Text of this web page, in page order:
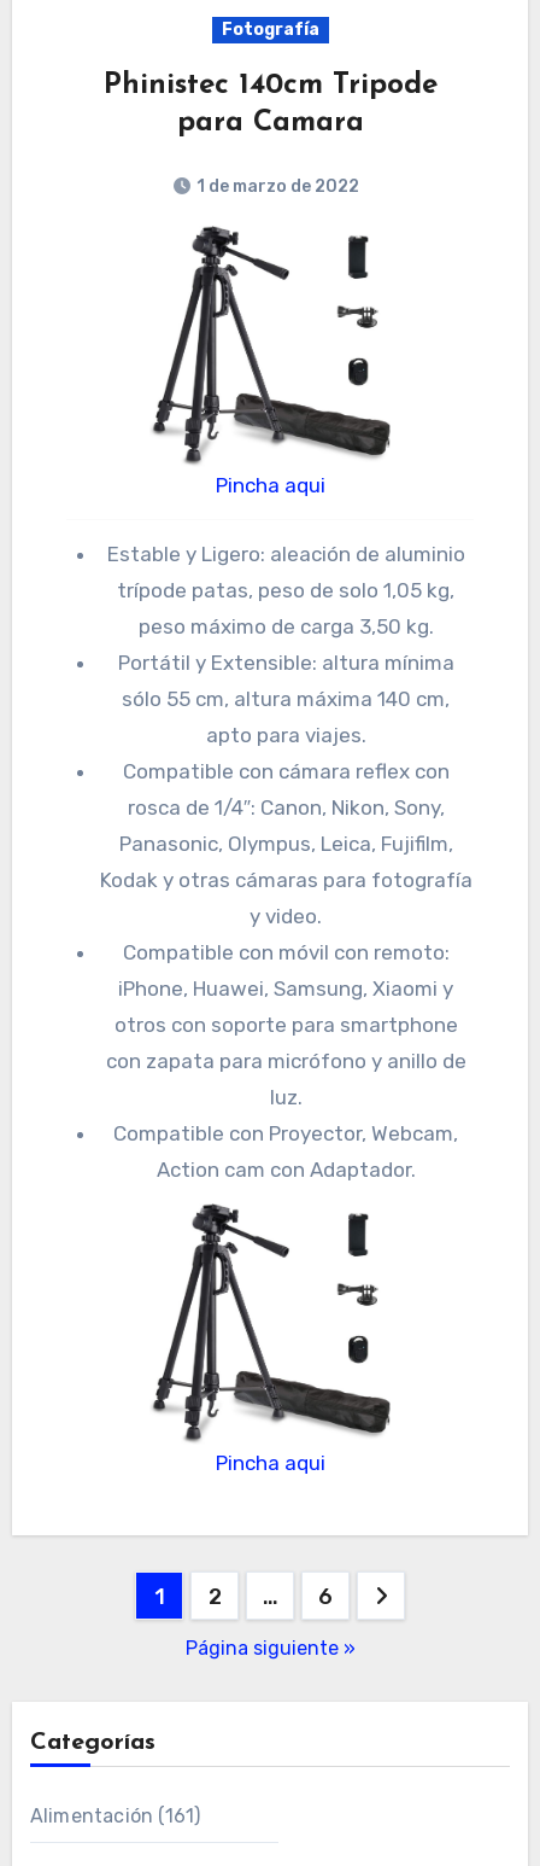
Fotografía
Phinistec 140cm Tripode
para Camara
1 de marzo de 2022
Pincha aqui
Estable y Ligero: aleación de aluminio
trípode patas, peso de solo 1,05 kg,
peso máximo de carga 3,50 kg.
Portátil y Extensible: altura mínima
sólo 55 cm, altura máxima 140 cm,
apto para viajes.
Compatible con cámara reflex con
rosca de 1/4″: Canon, Nikon, Sony,
Panasonic, Olympus, Leica, Fujifilm,
Kodak y otras cámaras para fotografía
y video.
Compatible con móvil con remoto:
iPhone, Huawei, Samsung, Xiaomi y
otros con soporte para smartphone
con zapata para micrófono y anillo de
luz.
Compatible con Proyector, Webcam,
Action cam con Adaptador.
Pincha aqui
Paginación
1 2 … 6
Página siguiente »
Categorías
Alimentación (161)